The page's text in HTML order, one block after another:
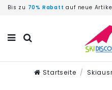
Bis zu 70% Rabatt auf neue
Startseite